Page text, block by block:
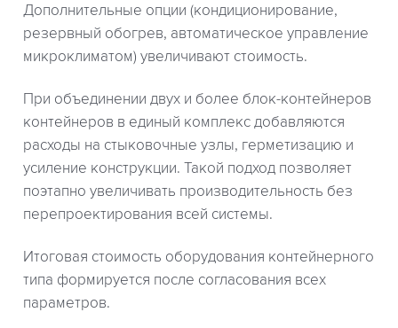
Дополнительные опции (кондиционирование,
резервный обогрев, автоматическое управление
микроклиматом) увеличивают стоимость.
При объединении двух и более блок-контейнеров
контейнеров в единый комплекс добавляются
расходы на стыковочные узлы, герметизацию и
усиление конструкции. Такой подход позволяет
поэтапно увеличивать производительность без
перепроектирования всей системы.
Итоговая стоимость оборудования контейнерного
типа формируется после согласования всех
параметров.